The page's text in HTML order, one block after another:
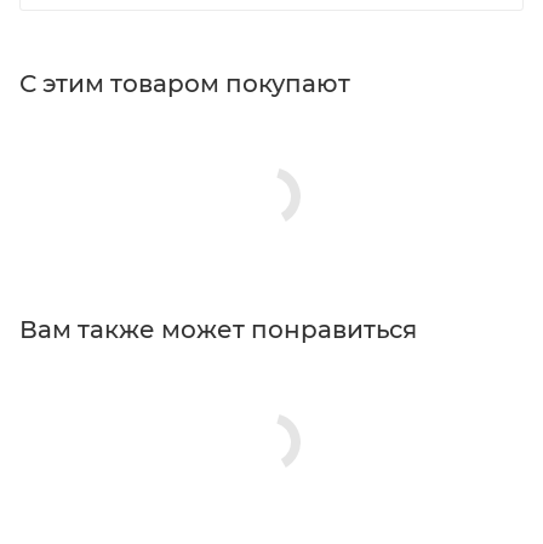
С этим товаром покупают
Вам также может понравиться